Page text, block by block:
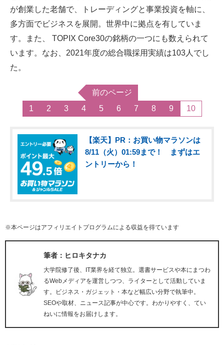
が創業した老舗で、トレーディングと事業投資を軸に、
多方面でビジネスを展開。世界中に拠点を有していま
す。また、 TOPIX Core30の銘柄の一つにも数えられて
います。なお、2021年度の総合職採用実績は103人でし
た。
前のページ
1
2 3 4 5 6 7 8 9 10
【楽天】PR：お買い物マラソンは
8/11（火）01:59まで！ まずはエ
ントリーから！
※本ページはアフィリエイトプログラムによる収益を得ています
筆者：ヒロキタナカ
大学院修了後、IT業界を経て独立。選書サービスや本にまつわ
るWebメディアを運営しつつ、ライターとして活動していま
す。ビジネス・ガジェット・本など幅広い分野で執筆中。
SEOや取材、ニュース記事が中心です。わかりやすく、てい
ねいに情報をお届けします。